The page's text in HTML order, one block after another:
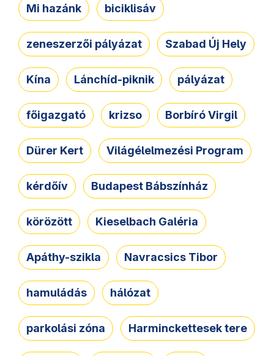
Mi hazánk biciklisáv
zeneszerzői pályázat Szabad Új Hely
Kína Lánchíd-piknik pályázat
főigazgató krizso Borbíró Virgil
Dürer Kert Világélelmezési Program
kérdőív Budapest Bábszínház
körözött Kieselbach Galéria
Apáthy-szikla Navracsics Tibor
hamuládás hálózat
parkolási zóna Harminckettesek tere